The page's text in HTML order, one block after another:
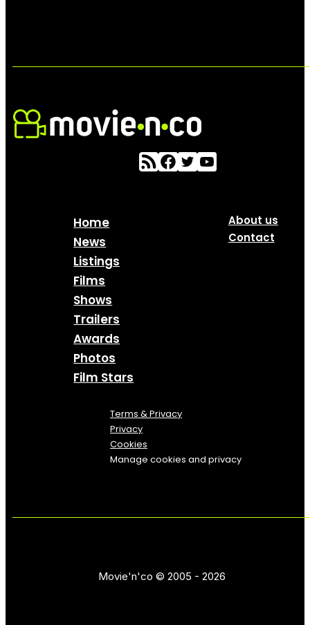
Home
News
Listings
Films
Shows
Trailers
Awards
Photos
Film Stars
About us
Contact
Terms & Privacy
Privacy
Cookies
Manage cookies and privacy
Movie'n'co © 2005 - 2026